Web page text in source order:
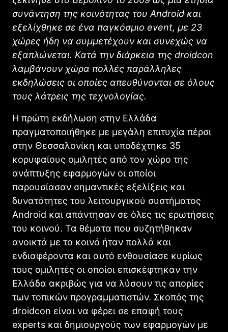
συνάντηση της κοινότητας του Android και
εξελίχθηκε σε ένα παγκόσμιο event, με 23
χώρες ήδη να συμμετέχουν και συνεχώς να
εξαπλώνεται. Κατά την διάρκεια της droidcon
λαμβάνουν χώρα πολλές παράλληλες
εκδηλώσεις οι οποίες απευθύνονται σε όλους
τους λάτρεις της τεχνολογίας.
Η πρώτη εκδήλωση στην Ελλάδα
πραγματοποιήθηκε με μεγάλη επιτυχία πέρσι
στην Θεσσαλονίκη και υποδέχτηκε 35
κορυφαίους ομιλητές από τον χώρο της
ανάπτυξης εφαρμογών οι οποίοι
παρουσίασαν σημαντικές εξελίξεις και
δυνατότητες του λειτουργικού συστήματος
Android και απάντησαν σε όλες τις ερωτήσεις
του κοινού. Τα θέματα που συζητήθηκαν
ανοικτά με το κοινό ήταν πολλά και
ενδιαφέροντα και αυτό ενθουσίασε κυρίως
τους ομιλητές οι οποίοι επισκέφτηκαν την
Ελλάδα ακριβώς για να λύσουν τις απορίες
των τοπικών προγραμματιστών. Σκοπός της
droidcon είναι να φέρει σε επαφή τους
experts και δημιουργούς των εφαρμογών με